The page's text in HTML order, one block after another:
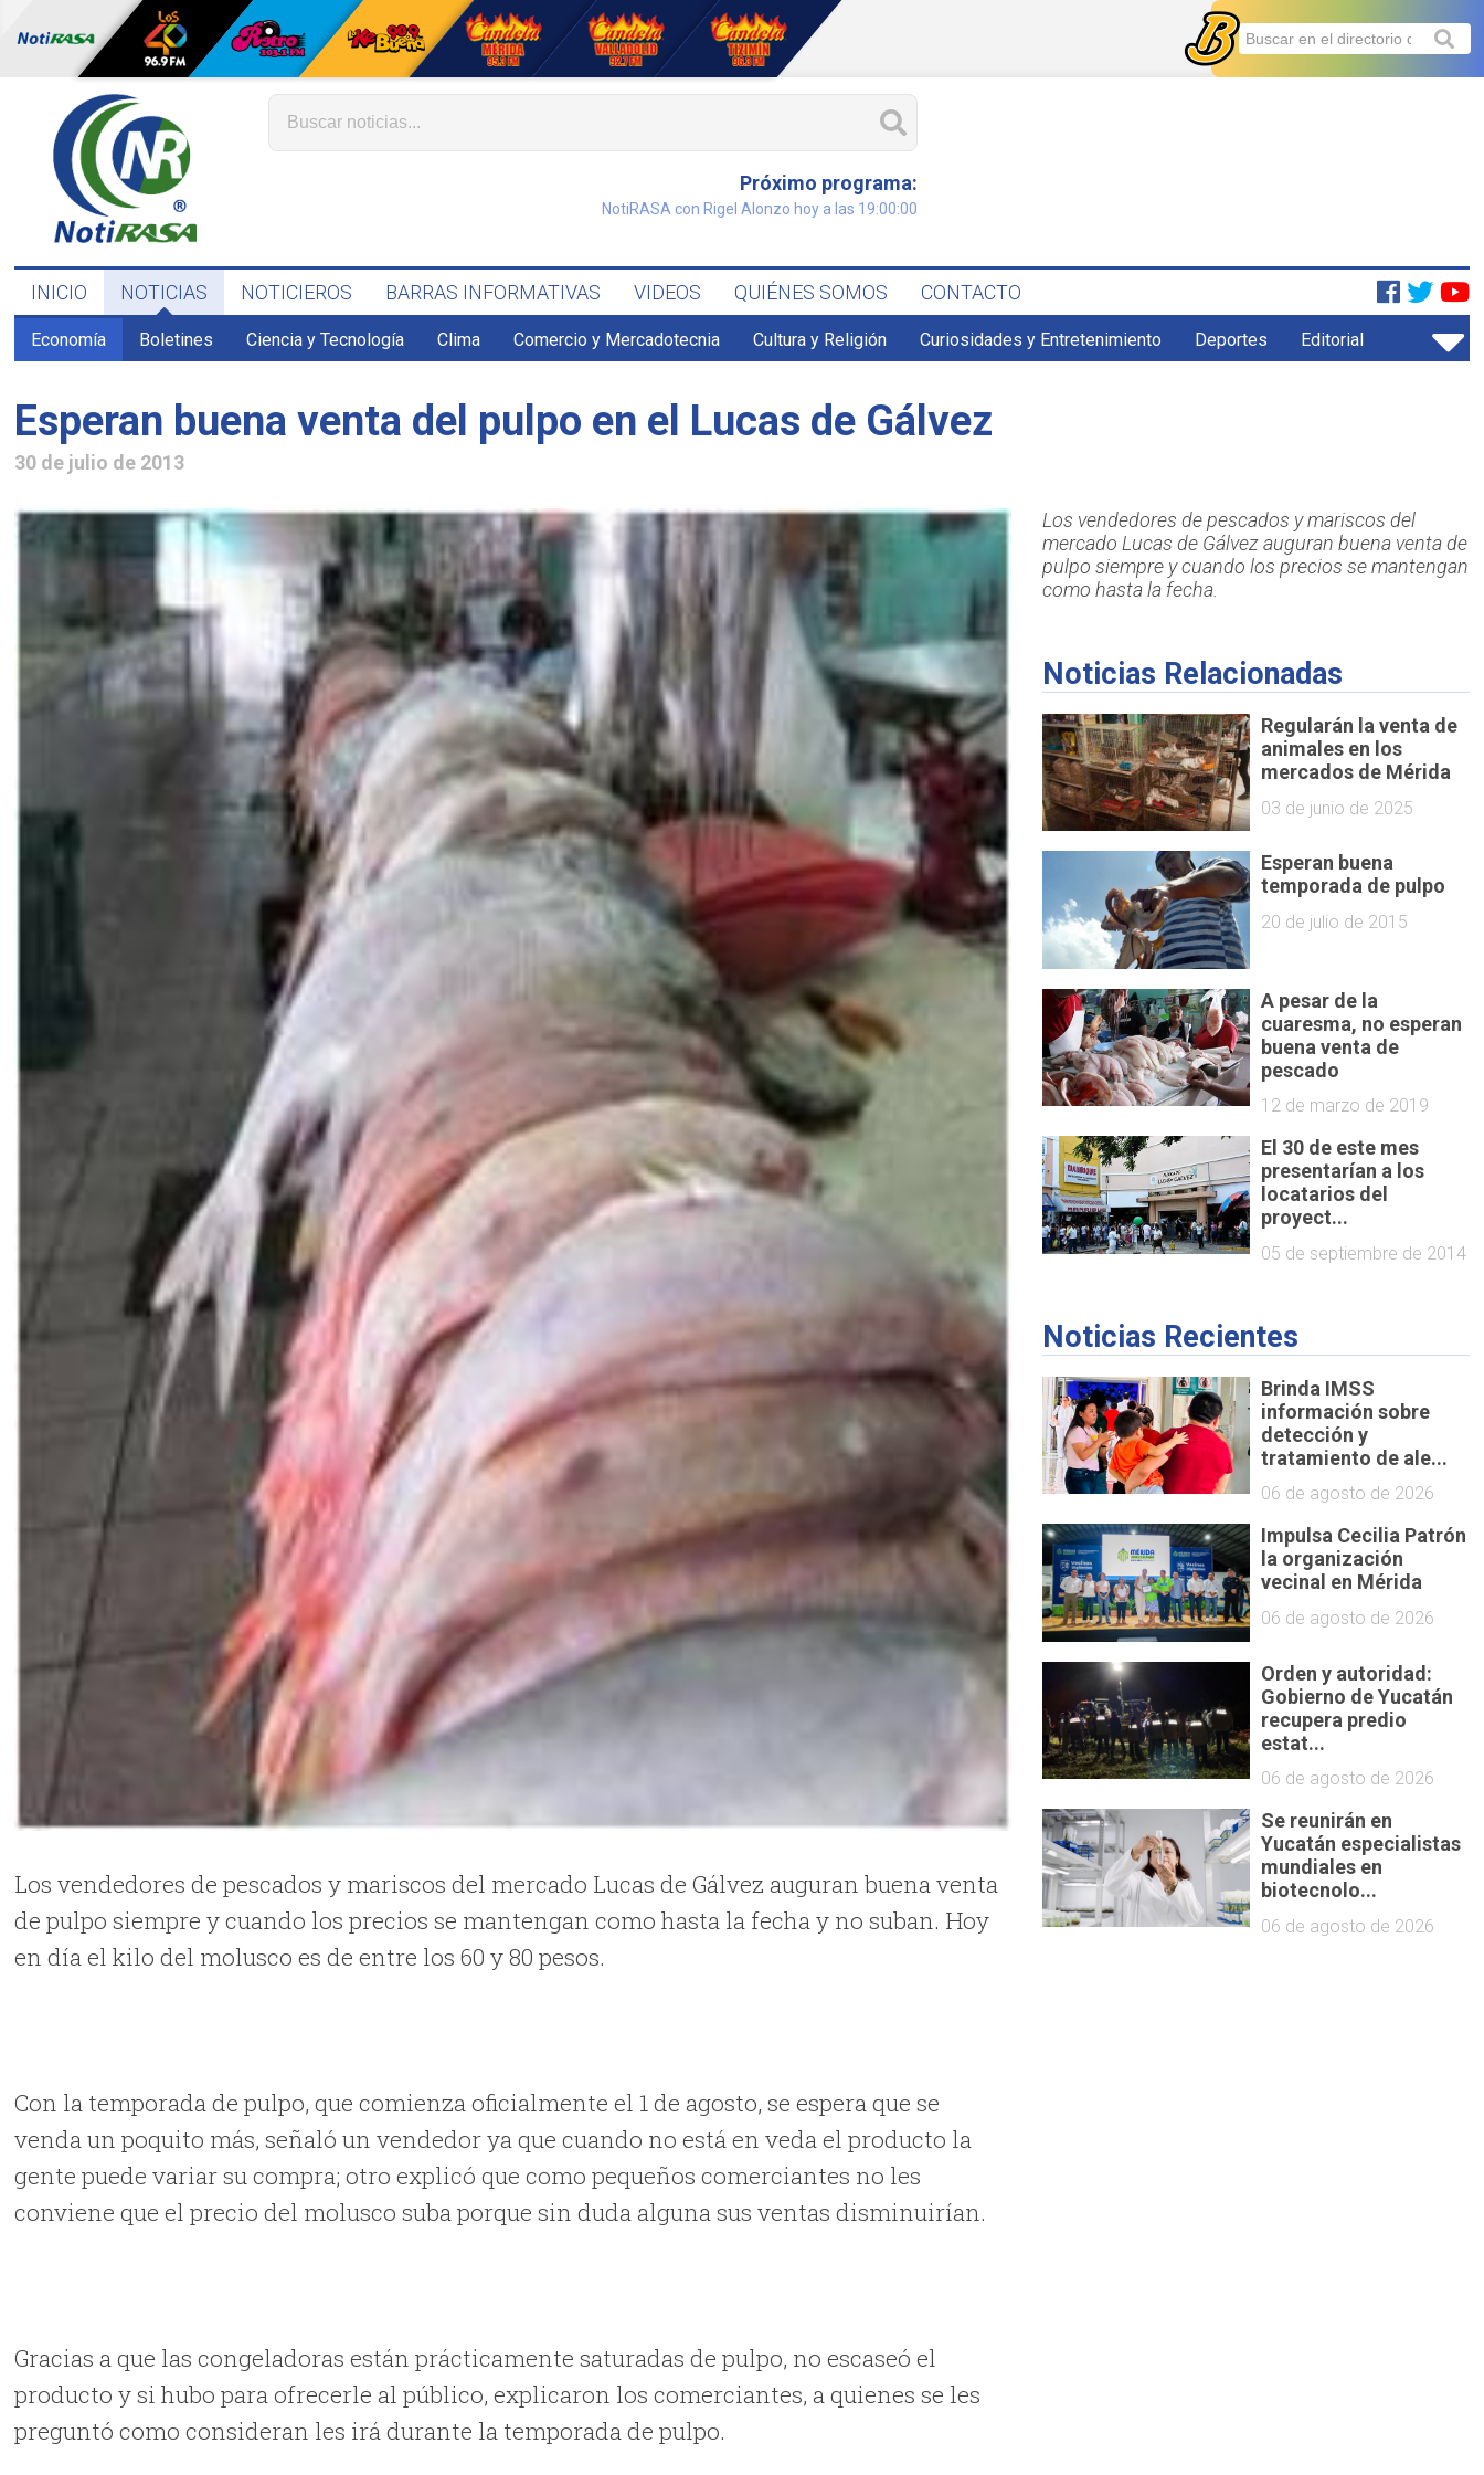
Próximo programa:
NotiRASA con Rigel Alonzo hoy a las 19:00:00
INICIO NOTICIAS NOTICIEROS BARRAS INFORMATIVAS VIDEOS QUIÉNES SOMOS CONTACTO
Economía Boletines Ciencia y Tecnología Clima Comercio y Mercadotecnia Cultura y Religión Curiosidades y Entretenimiento Deportes Editorial
Esperan buena venta del pulpo en el Lucas de Gálvez
30 de julio de 2013
Los vendedores de pescados y mariscos del mercado Lucas de Gálvez auguran buena venta
de pulpo siempre y cuando los precios se mantengan como hasta la fecha y no suban. Hoy
en día el kilo del molusco es de entre los 60 y 80 pesos.
Con la temporada de pulpo, que comienza oficialmente el 1 de agosto, se espera que se
venda un poquito más, señaló un vendedor ya que cuando no está en veda el producto la
gente puede variar su compra; otro explicó que como pequeños comerciantes no les
conviene que el precio del molusco suba porque sin duda alguna sus ventas disminuirían.
Gracias a que las congeladoras están prácticamente saturadas de pulpo, no escaseó el
producto y si hubo para ofrecerle al público, explicaron los comerciantes, a quienes se les
preguntó como consideran les irá durante la temporada de pulpo.
Los vendedores de pescados y mariscos del
mercado Lucas de Gálvez auguran buena venta de
pulpo siempre y cuando los precios se mantengan
como hasta la fecha.
Noticias Relacionadas
Regularán la venta de
animales en los
mercados de Mérida
03 de junio de 2025
Esperan buena
temporada de pulpo
20 de julio de 2015
A pesar de la
cuaresma, no esperan
buena venta de
pescado
12 de marzo de 2019
El 30 de este mes
presentarían a los
locatarios del
proyect...
05 de septiembre de 2014
Noticias Recientes
Brinda IMSS
información sobre
detección y
tratamiento de ale...
06 de agosto de 2026
Impulsa Cecilia Patrón
la organización
vecinal en Mérida
06 de agosto de 2026
Orden y autoridad:
Gobierno de Yucatán
recupera predio
estat...
06 de agosto de 2026
Se reunirán en
Yucatán especialistas
mundiales en
biotecnolo...
06 de agosto de 2026